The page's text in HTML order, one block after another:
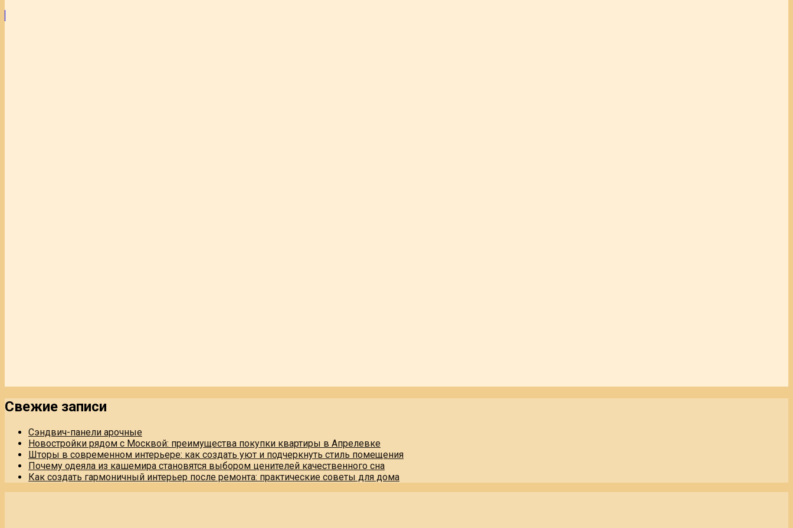
Свежие записи
Сэндвич-панели арочные
Новостройки рядом с Москвой: преимущества покупки квартиры в Апрелевке
Шторы в современном интерьере: как создать уют и подчеркнуть стиль помещения
Почему одеяла из кашемира становятся выбором ценителей качественного сна
Как создать гармоничный интерьер после ремонта: практические советы для дома